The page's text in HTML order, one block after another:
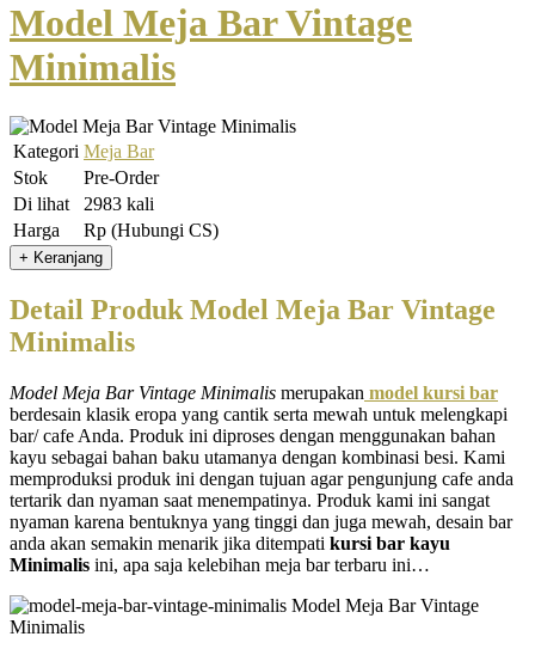
Model Meja Bar Vintage
Minimalis
Kategori Meja Bar
Stok
Pre-Order
Di lihat
2983 kali
Harga
Rp (Hubungi CS)
Detail Produk Model Meja Bar Vintage
Minimalis
Model Meja Bar Vintage Minimalis merupakan model kursi bar
berdesain klasik eropa yang cantik serta mewah untuk melengkapi
bar/ cafe Anda. Produk ini diproses dengan menggunakan bahan
kayu sebagai bahan baku utamanya dengan kombinasi besi. Kami
memproduksi produk ini dengan tujuan agar pengunjung cafe anda
tertarik dan nyaman saat menempatinya. Produk kami ini sangat
nyaman karena bentuknya yang tinggi dan juga mewah, desain bar
anda akan semakin menarik jika ditempati kursi bar kayu
Minimalis ini, apa saja kelebihan meja bar terbaru ini…